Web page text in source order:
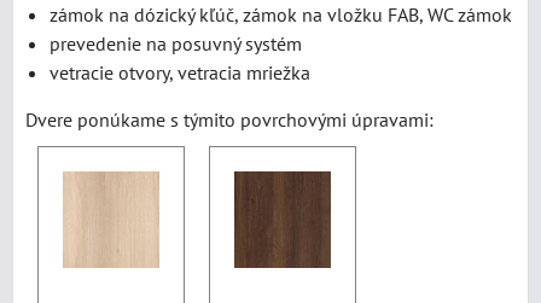
zámok na dózický kľúč, zámok na vložku FAB, WC zámok
prevedenie na posuvný systém
vetracie otvory, vetracia mriežka
Dvere ponúkame s týmito povrchovými úpravami: